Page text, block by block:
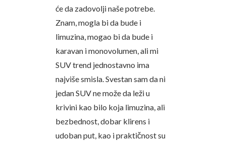
će da zadovolji naše potrebe.
Znam, mogla bi da bude i
limuzina, mogao bi da bude i
karavan i monovolumen, ali mi
SUV trend jednostavno ima
najviše smisla. Svestan sam da ni
jedan SUV ne može da leži u
krivini kao bilo koja limuzina, ali
bezbednost, dobar klirens i
udoban put, kao i praktičnost su